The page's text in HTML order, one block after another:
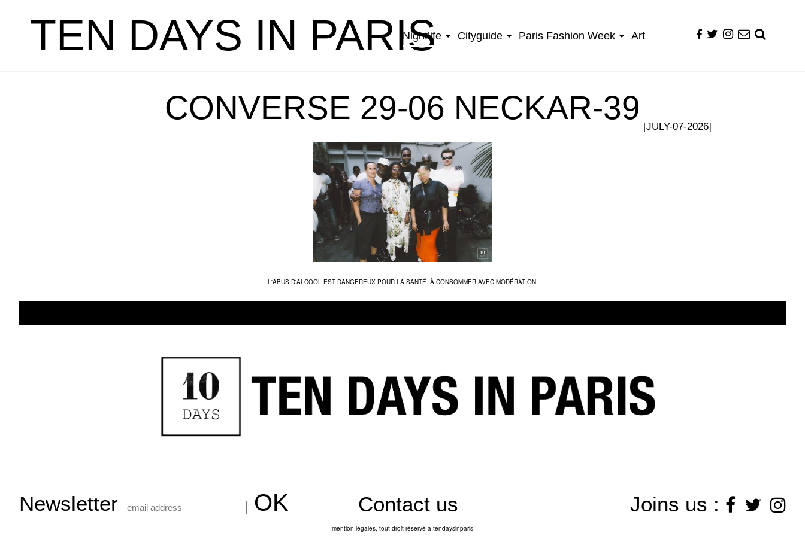
TEN DAYS IN PARIS
Nightlife Cityguide Paris Fashion Week Art
CONVERSE 29-06 NECKAR-39
[JULY-07-2026]
L'ABUS D'ALCOOL EST DANGEREUX POUR LA SANTÉ. À CONSOMMER AVEC MODÉRATION.
Newsletter Contact us Joins us :
mention légales, tout droit réservé à tendaysinparis